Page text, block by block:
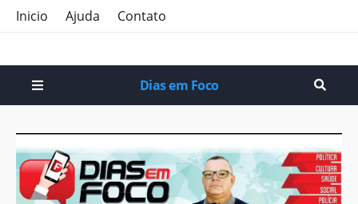
Inicio Ajuda Contato
Dias em Foco